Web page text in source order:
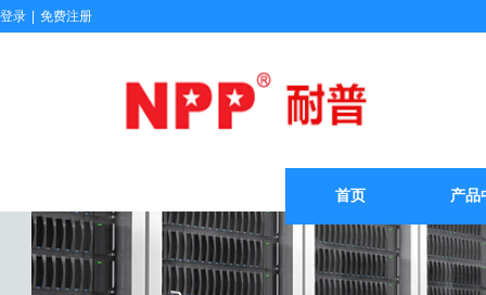
首页 产品
登录 免费注册